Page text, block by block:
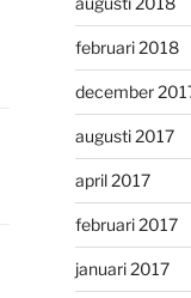
februari 2018
december
augusti 2017
april 2017
februari 2017
januari 2017